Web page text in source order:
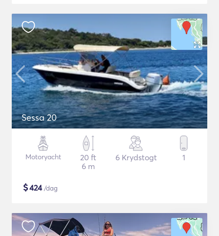
Sessa 20
Motoryacht
20 ft
6 m
6 Krydstogt 1
$424/dag